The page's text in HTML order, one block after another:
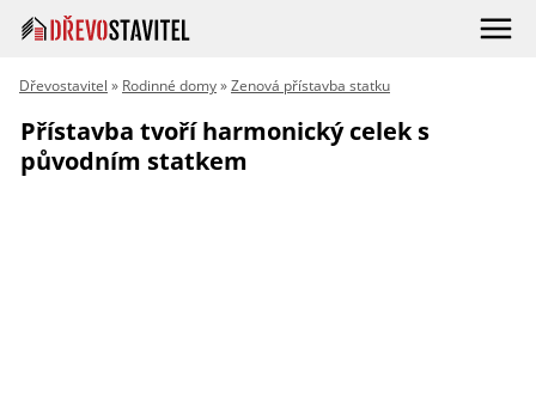
Dřevostavitel » Rodinné domy»Zenová přístavba statku
Přístavba tvoří harmonický celek s
původním statkem